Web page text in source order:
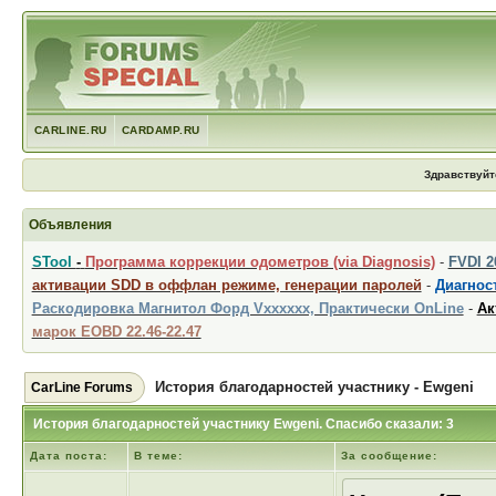
CARLINE.RU CARDAMP.RU
Объявления
STool - Программа коррекции одометров (via Diagnosis)- FVDI
активации SDD в оффлан режиме, генерации паролей -
Раскодировка Магнитол Форд Vxxxxxx, Практически OnLine-
марок EOBD 22.46-22.47
CarLine Forums История благодарностей участнику - Ewgeni
История благодарностей участнику Ewgeni. Спасибо сказали: 3
Дата поста: В теме: За сообщение: